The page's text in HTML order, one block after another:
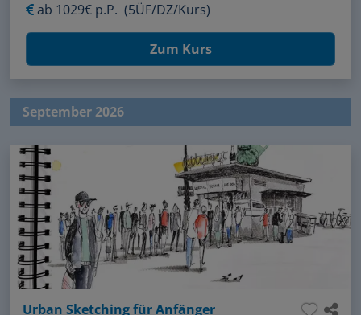
ab 1029€ p.P. (5ÜF/DZ/Kurs)
Zum Kurs
September 2026
Urban Sketching für Anfänger